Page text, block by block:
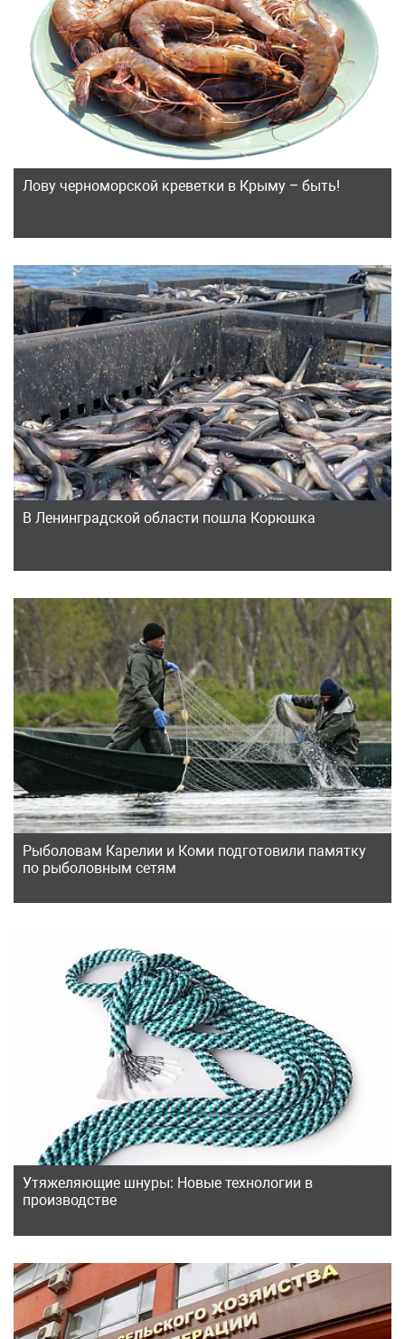
Лову черноморской креветки в Крыму – быть!
В Ленинградской области пошла Корюшка
Рыболовам Карелии и Коми подготовили памятку
по рыболовным сетям
Утяжеляющие шнуры: Новые технологии в
производстве